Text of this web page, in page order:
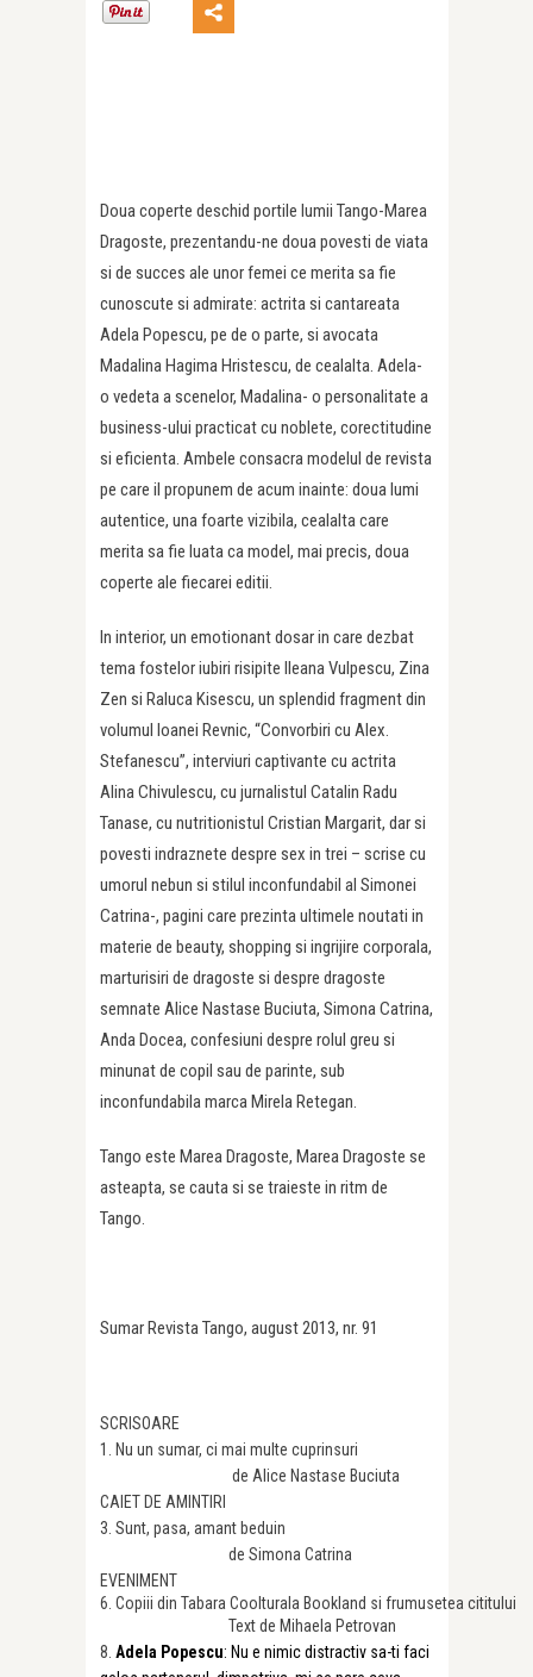
Doua coperte deschid portile lumii Tango-Marea
Dragoste, prezentandu-ne doua povesti de viata
si de succes ale unor femei ce merita sa fie
cunoscute si admirate: actrita si cantareata
Adela Popescu, pe de o parte, si avocata
Madalina Hagima Hristescu, de cealalta. Adela-
o vedeta a scenelor, Madalina- o personalitate a
business-ului practicat cu noblete, corectitudine
si eficienta. Ambele consacra modelul de revista
pe care il propunem de acum inainte: doua lumi
autentice, una foarte vizibila, cealalta care
merita sa fie luata ca model, mai precis, doua
coperte ale fiecarei editii.
In interior, un emotionant dosar in care dezbat
tema fostelor iubiri risipite Ileana Vulpescu, Zina
Zen si Raluca Kisescu, un splendid fragment din
volumul Ioanei Revnic, “Convorbiri cu Alex.
Stefanescu”, interviuri captivante cu actrita
Alina Chivulescu, cu jurnalistul Catalin Radu
Tanase, cu nutritionistul Cristian Margarit, dar si
povesti indraznete despre sex in trei – scrise cu
umorul nebun si stilul inconfundabil al Simonei
Catrina-, pagini care prezinta ultimele noutati in
materie de beauty, shopping si ingrijire corporala,
marturisiri de dragoste si despre dragoste
semnate Alice Nastase Buciuta, Simona Catrina,
Anda Docea, confesiuni despre rolul greu si
minunat de copil sau de parinte, sub
inconfundabila marca Mirela Retegan.
Tango este Marea Dragoste, Marea Dragoste se
asteapta, se cauta si se traieste in ritm de
Tango.
Sumar Revista Tango, august 2013, nr. 91
SCRISOARE
1. Nu un sumar, ci mai multe cuprinsuri
de Alice Nastase Buciuta
CAIET DE AMINTIRI
3. Sunt, pasa, amant beduin
de Simona Catrina
EVENIMENT
6. Copiii din Tabara Coolturala Bookland si frumusetea cititului
Text de Mihaela Petrovan
8. Adela Popescu: Nu e nimic distractiv sa-ti faci